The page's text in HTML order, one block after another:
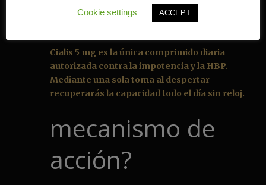
Cialis 5 mg es la única comprimido diaria
autorizada contra la impotencia y la HBP.
Mediante una sola toma al despertar
recuperarás la capacidad todo el día sin reloj.
mecanismo de
acción?
Cookie settings ACCEPT